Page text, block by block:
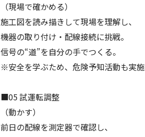
（現場で確かめる）
施工図を読み描きして現場を理解し、
機器の取り付け・配線接続に挑戦。
信号の“道”を自分の手でつくる。
※安全を学ぶため、危険予知活動も実施
■05 試運転調整
（動かす）
前日の配線を測定器で確認し、